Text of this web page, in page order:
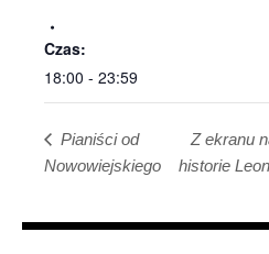
Czas:
18:00 - 23:59
Pianiści od
Nowowiejskiego
Z ekranu
historie